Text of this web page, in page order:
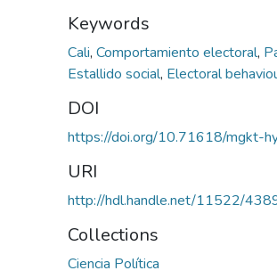
Keywords
Cali, Comportamiento electoral,
Estallido social, Electoral
DOI
https://doi.org/10.71618/mgkt-
URI
http://hdl.handle.net/11522/
Collections
Ciencia Política